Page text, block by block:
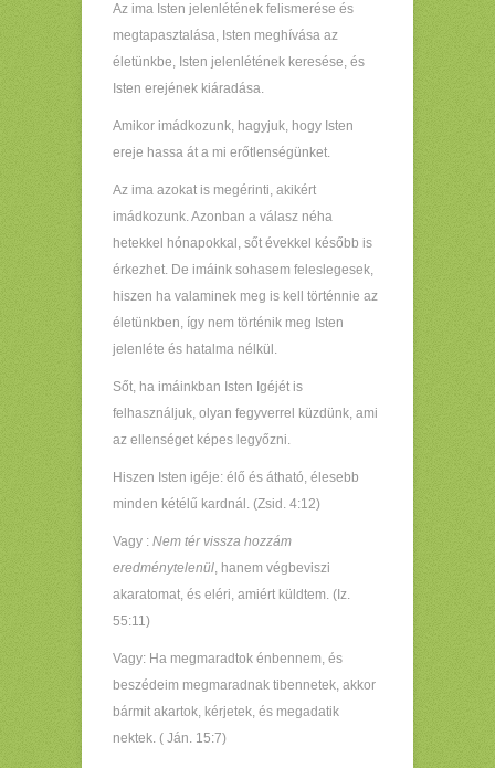
Az ima Isten jelenlétének felismerése és
megtapasztalása, Isten meghívása az
életünkbe, Isten jelenlétének keresése, és
Isten erejének kiáradása.
Amikor imádkozunk, hagyjuk, hogy Isten
ereje hassa át a mi erőtlenségünket.
Az ima azokat is megérinti, akikért
imádkozunk. Azonban a válasz néha
hetekkel hónapokkal, sőt évekkel később is
érkezhet. De imáink sohasem feleslegesek,
hiszen ha valaminek meg is kell történnie az
életünkben, így nem történik meg Isten
jelenléte és hatalma nélkül.
Sőt, ha imáinkban Isten Igéjét is
felhasználjuk, olyan fegyverrel küzdünk, ami
az ellenséget képes legyőzni.
Hiszen Isten igéje: élő és átható, élesebb
minden kétélű kardnál. (Zsid. 4:12)
Vagy : Nem tér vissza hozzám
eredménytelenül, hanem végbeviszi
akaratomat, és eléri, amiért küldtem. (Iz.
55:11)
Vagy: Ha megmaradtok énbennem, és
beszédeim megmaradnak tibennetek, akkor
bármit akartok, kérjetek, és megadatik
nektek. ( Ján. 15:7)